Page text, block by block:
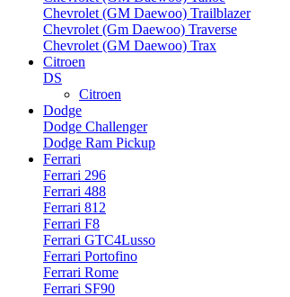
Chevrolet (GM Daewoo) Trailblazer
Chevrolet (Gm Daewoo) Traverse
Chevrolet (GM Daewoo) Trax
Citroen
DS
Citroen
Dodge
Dodge Challenger
Dodge Ram Pickup
Ferrari
Ferrari 296
Ferrari 488
Ferrari 812
Ferrari F8
Ferrari GTC4Lusso
Ferrari Portofino
Ferrari Rome
Ferrari SF90